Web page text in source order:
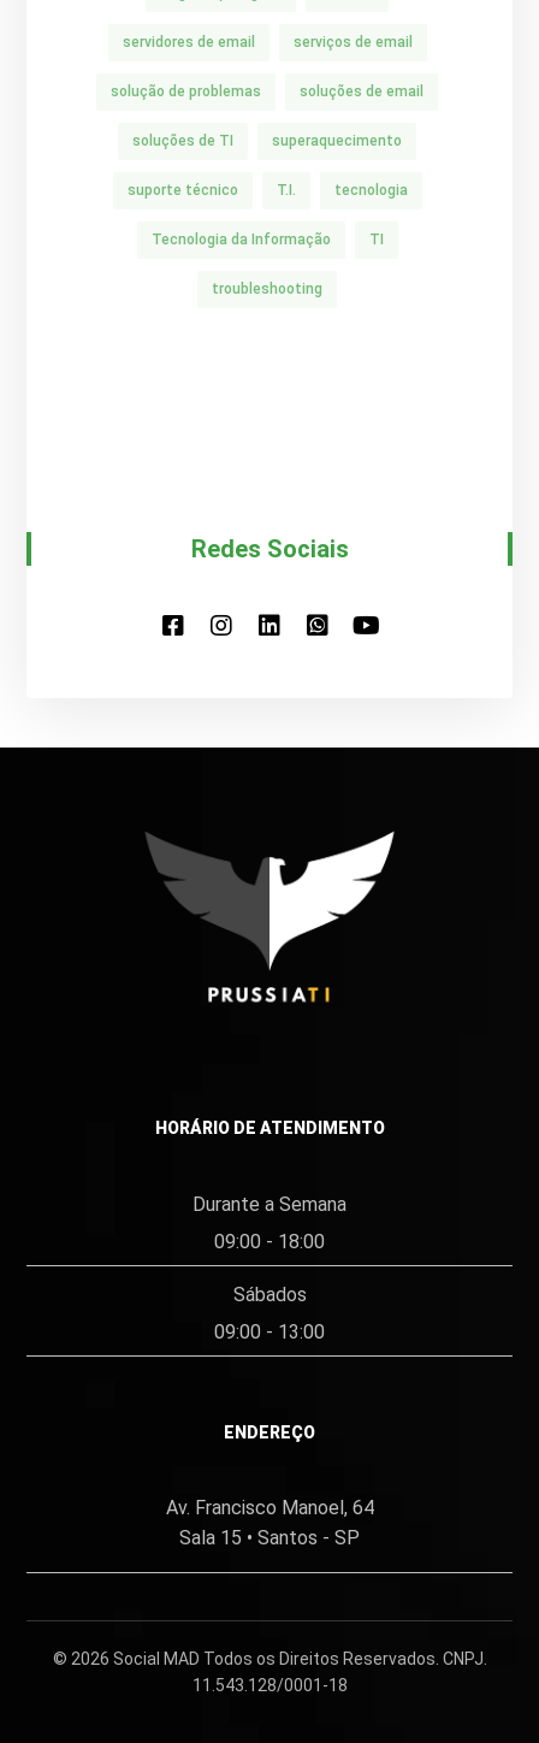
servidores de email serviços de email
solução de problemas soluções de email
soluções de TI superaquecimento
suporte técnico T.I. tecnologia
Tecnologia da Informação TI
troubleshooting
Redes Sociais
HORÁRIO DE ATENDIMENTO
Durante a Semana
09:00 - 18:00
Sábados
09:00 - 13:00
ENDEREÇO
Av. Francisco Manoel, 64
Sala 15 • Santos - SP
© 2026 Social MAD Todos os Direitos Reservados. CNPJ.
11.543.128/0001-18